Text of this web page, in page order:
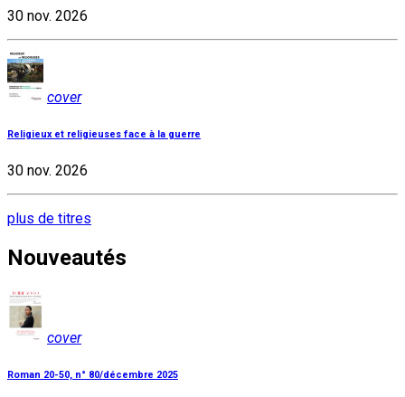
30 nov. 2026
cover
Religieux et religieuses face à la guerre
30 nov. 2026
plus de titres
Nouveautés
cover
Roman 20-50, n° 80/décembre 2025